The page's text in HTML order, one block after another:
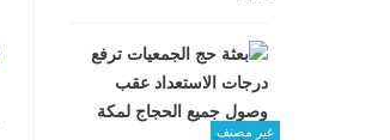
غير مصنف